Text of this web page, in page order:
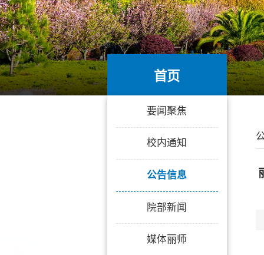
首页 首页
要闻聚焦
校内通知
公告信息
院部新闻
媒体丽师